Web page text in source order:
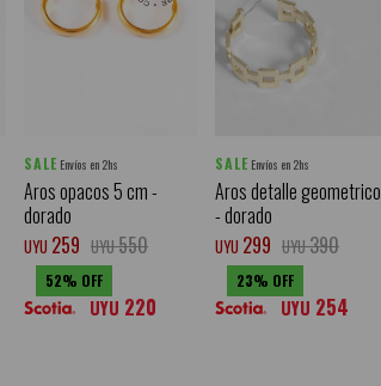
SALE Envíos en 2hs
Aros opacos 5 cm -
dorado
UYU 259 UYU550
52
UYU 220
SALE Envíos en 2hs
Aros detalle geometrico
- dorado
UYU 299 UYU390
23
UYU 254